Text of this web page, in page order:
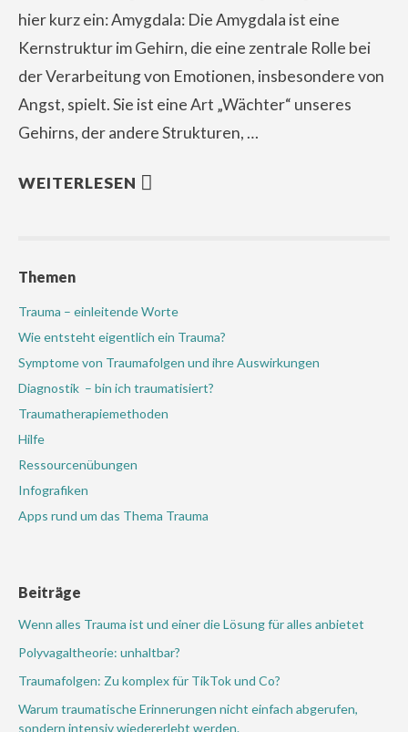
hier kurz ein: Amygdala: Die Amygdala ist eine
Kernstruktur im Gehirn, die eine zentrale Rolle bei
der Verarbeitung von Emotionen, insbesondere von
Angst, spielt. Sie ist eine Art „Wächter“ unseres
Gehirns, der andere Strukturen, …
WEITERLESEN
Themen
Trauma – einleitende Worte
Wie entsteht eigentlich ein Trauma?
Symptome von Traumafolgen und ihre Auswirkungen
Diagnostik – bin ich traumatisiert?
Traumatherapiemethoden
Hilfe
Ressourcenübungen
Infografiken
Apps rund um das Thema Trauma
Beiträge
Wenn alles Trauma ist und einer die Lösung für alles anbietet
Polyvagaltheorie: unhaltbar?
Traumafolgen: Zu komplex für TikTok und Co?
Warum traumatische Erinnerungen nicht einfach abgerufen,
sondern intensiv wiedererlebt werden.